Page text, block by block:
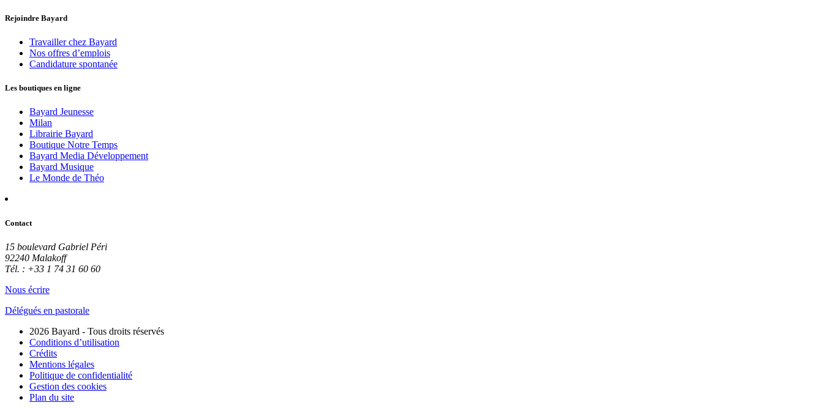
Rejoindre Bayard
Travailler chez Bayard
Nos offres d’emplois
Candidature spontanée
Les boutiques en ligne
Bayard Jeunesse
Milan
Librairie Bayard
Boutique Notre Temps
Bayard Media Développement
Bayard Musique
Le Monde de Théo
Contact
15 boulevard Gabriel Péri
92240 Malakoff
Tél. : +33 1 74 31 60 60
Nous écrire
Délégués en pastorale
2026 Bayard - Tous droits réservés
Conditions d’utilisation
Crédits
Mentions légales
Politique de confidentialité
Gestion des cookies
Plan du site